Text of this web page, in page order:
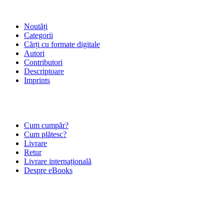
Noutăți
Categorii
Cărți cu formate digitale
Autori
Contributori
Descriptoare
Imprints
Cum cumpăr?
Cum plătesc?
Livrare
Retur
Livrare internațională
Despre eBooks